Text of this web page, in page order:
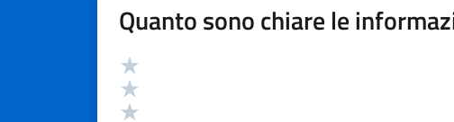
Quanto sono chiare le
Valutazione